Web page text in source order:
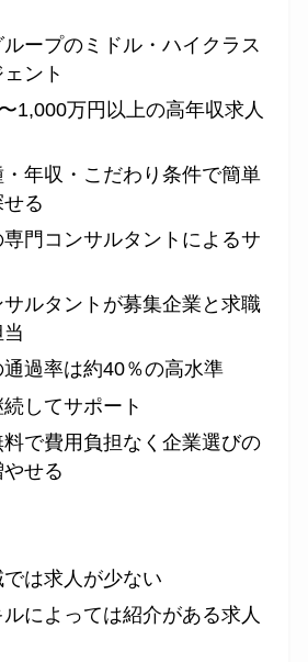
ープのミドル・ハイクラス
ント
1,000万円以上の高年収求人
年収・こだわり条件で簡単
る
門コンサルタントによるサ
ルタントが募集企業と求職
過率は約40％の高水準
してサポート
で費用負担なく企業選びの
せる
は求人が少ない
によっては紹介がある求人